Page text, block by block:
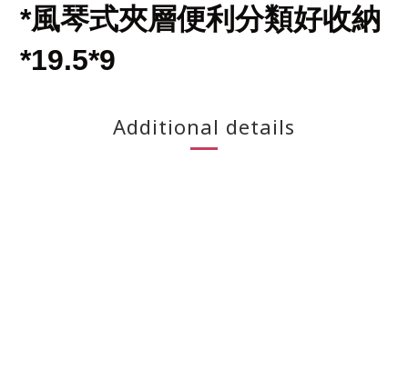
*風琴式夾層便利分類好收納
*19.5*9
Additional details